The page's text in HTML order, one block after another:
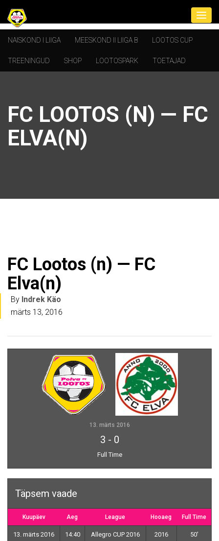
NAISKOND I LIIGA MEESKOND II LIIGA B LOOTOS CUP
TREENINGUD SHOP LOOTOSPARK TOETAJAD
FC LOOTOS (N) — FC
ELVA(N)
FC Lootos (n) — FC
Elva(n)
By Indrek Käo
märts 13, 2016
13. märts 2016
3 - 0
Full Time
Täpsem vaade
Kuupäev Aeg League Hooaeg Full Time
13. märts 2016 14:40 Allegro CUP 2016 2016 50'